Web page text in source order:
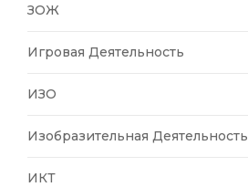
ЗОЖ
Игровая Деятельность
ИЗО
Изобразительная Деятельность
ИКТ